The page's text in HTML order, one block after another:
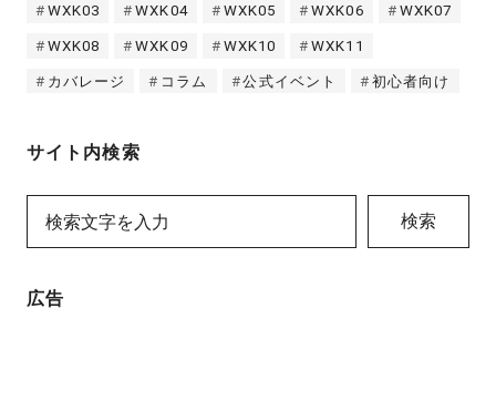
WXK03 WXK04 WXK05 WXK06 WXK07
WXK08 WXK09 WXK10 WXK11
カバレージ コラム 公式イベント 初心者向け
サイト内検索
検索
広告